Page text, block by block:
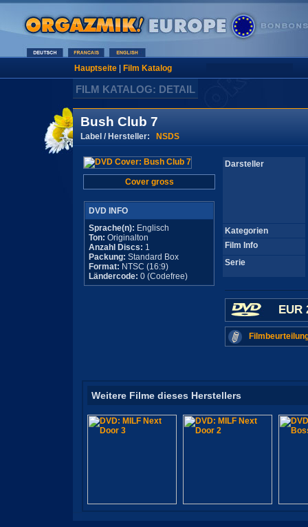
Hauptseite| Film Katalog
FILM KATALOG: DETAIL
Bush Club 7
Label / Hersteller: NSDS
Cover gross
DVD INFO
Sprache(n): Englisch
Ton: Originalton
Anzahl Discs: 1
Packung: Standard Box
Format: NTSC (16:9)
Ländercode: 0 (Codefree)
Darsteller
Kategorien
Film Info
Serie
EUR
Weitere Filme dieses Herstellers